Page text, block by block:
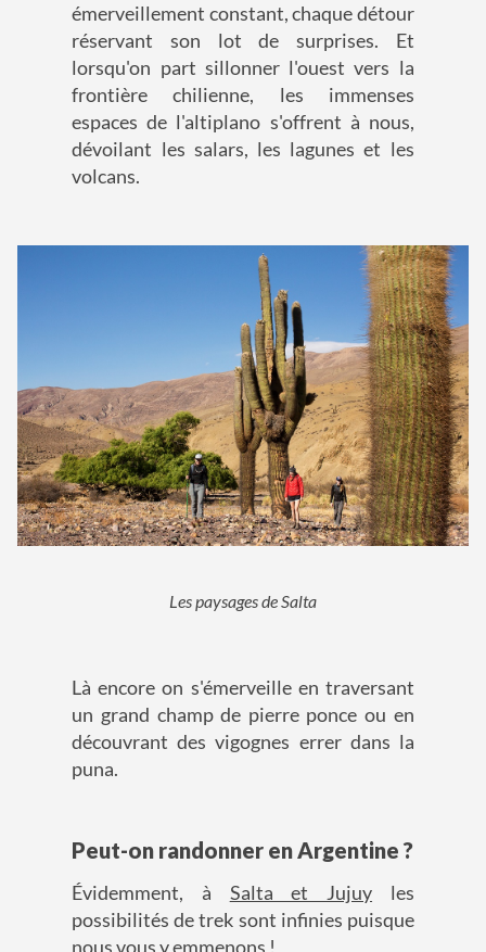
émerveillement constant, chaque détour
réservant son lot de surprises. Et
lorsqu'on part sillonner l'ouest vers la
frontière chilienne, les immenses
espaces de l'altiplano s'offrent à nous,
dévoilant les salars, les lagunes et les
volcans.
Les paysages de Salta
Là encore on s'émerveille en traversant
un grand champ de pierre ponce ou en
découvrant des vigognes errer dans la
puna.
Peut-on randonner en Argentine ?
Évidemment, à Salta et Jujuy les
possibilités de trek sont infinies puisque
nous vous y emmenons !